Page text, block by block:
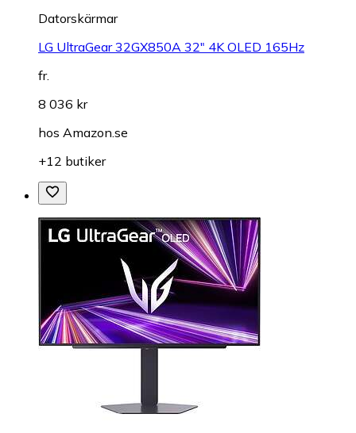
Datorskärmar
LG UltraGear 32GX850A 32" 4K OLED 165Hz
fr.
8 036 kr
hos Amazon.se
+12 butiker